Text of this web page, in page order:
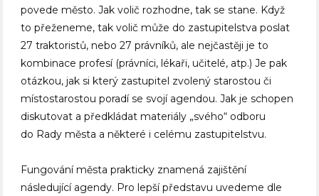
povede město. Jak volič rozhodne, tak se stane. Když
to přeženeme, tak volič může do zastupitelstva poslat
27 traktoristů, nebo 27 právníků, ale nejčastěji je to
kombinace profesí (právníci, lékaři, učitelé, atp.) Je pak
otázkou, jak si který zastupitel zvolený starostou či
místostarostou poradí se svojí agendou. Jak je schopen
diskutovat a předkládat materiály „svého“ odboru
do Rady města a některé i celému zastupitelstvu.
Fungování města prakticky znamená zajištění
následující agendy. Pro lepší představu uvedeme dle